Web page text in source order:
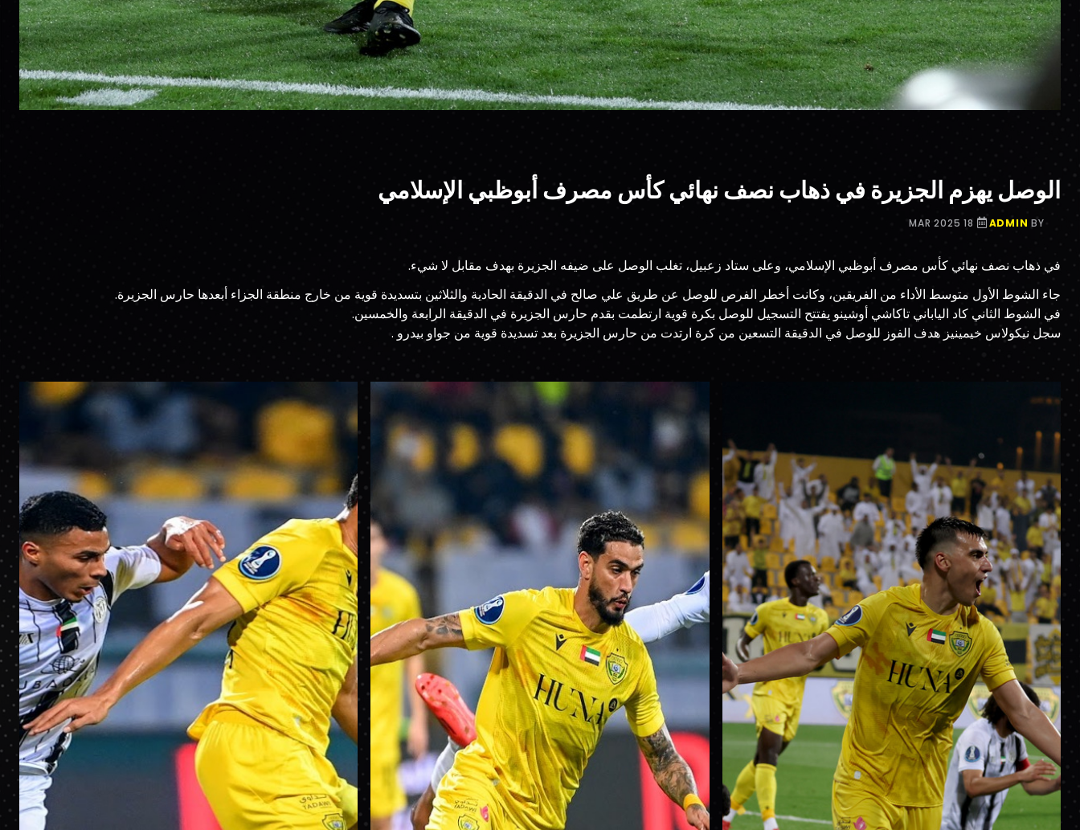
الوصل يهزم الجزيرة في ذهاب نصف نهائي كأس مصرف أبوظبي الإسلامي
BY
ADMIN
في ذهاب نصف نهائي كأس مصرف أبوظبي الإسلامي، وعلى ستاد زعبيل، تغلب الوصل على ضيفه الجزيرة بهدف مقابل لا شيء.
جاء الشوط الأول متوسط الأداء من الفريقين، وكانت أخطر الفرص للوصل عن طريق علي صالح في الدقيقة الحادية والثلاثين بتسديدة قوية من خارج منطقة الجزاء أبعدها حارس الجزيرة.
في الشوط الثاني كاد الياباني تاكاشي أوشينو يفتتح التسجيل للوصل بكرة قوية ارتطمت بقدم حارس الجزيرة في الدقيقة الرابعة والخمسين.
سجل نيكولاس خيمينيز هدف الفوز للوصل في الدقيقة التسعين من كرة ارتدت من حارس الجزيرة بعد تسديدة قوية من جواو بيدرو .